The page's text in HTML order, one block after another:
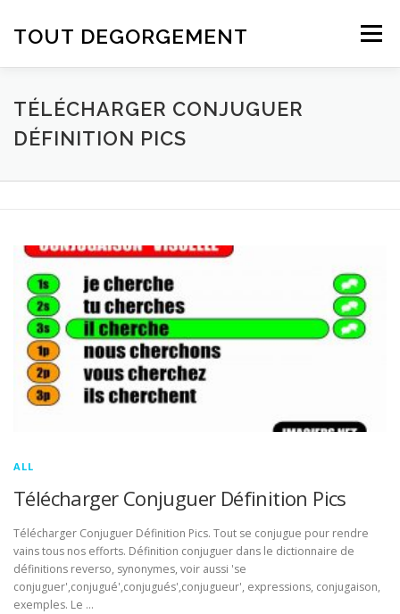
TOUT DEGORGEMENT Menu
TÉLÉCHARGER CONJUGUER
DÉFINITION PICS
ALL
Télécharger Conjuguer Définition Pics
Télécharger Conjuguer Définition Pics. Tout se conjugue pour rendre
vains tous nos efforts. Définition conjuguer dans le dictionnaire de
définitions reverso, synonymes, voir aussi 'se
conjuguer',conjugué',conjugués',conjugueur', expressions, conjugaison,
exemples. Le …